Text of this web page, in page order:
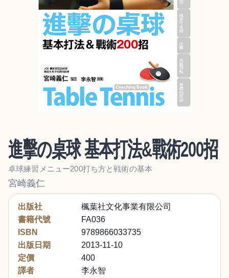
進擊の桌球 基本打法&戰術200招
卓球練習メニュー200打ち方と戦術の基本
宮崎義仁
出版社
楓葉社文化事業有限公司
書籍代號
FA036
ISBN
9789866033735
出版日期
2013-11-10
定價
400
譯者
李永智